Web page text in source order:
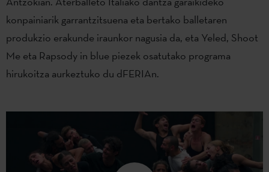
konpainiarik garrantzitsuena eta bertako balletaren
produkzio erakunde iraunkor nagusia da, eta Yeled, Shoot
Me eta Rapsody in blue piezek osatutako programa
hirukoitza aurkeztuko du dFERIAn.